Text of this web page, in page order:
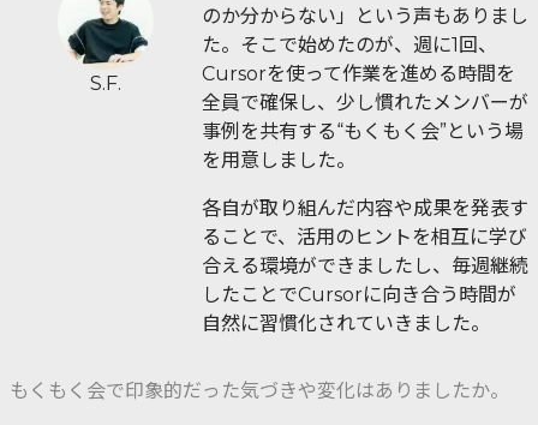
S.F.
のか分からない」という声もありまし
た。そこで始めたのが、週に1回、
Cursorを使って作業を進める時間を
全員で確保し、少し慣れたメンバーが
事例を共有する“もくもく会”という場
を用意しました。
各自が取り組んだ内容や成果を発表す
ることで、活用のヒントを相互に学び
合える環境ができましたし、毎週継続
したことでCursorに向き合う時間が
自然に習慣化されていきました。
もくもく会で印象的だった気づきや変化はありましたか。